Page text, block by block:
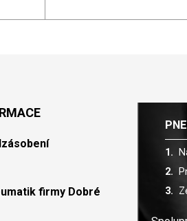
firmy Dobré